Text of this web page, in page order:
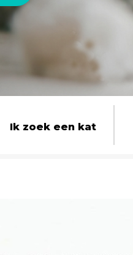
Ik zoek een kat